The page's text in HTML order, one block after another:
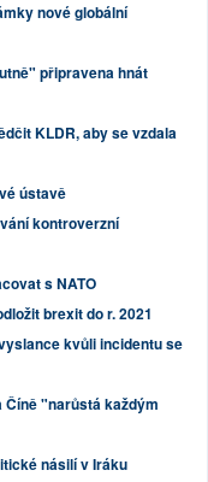
nové globální
připravena hnát
KLDR, aby se vzdala
ústavě
kontroverzní
s NATO
brexit do r. 2021
kvůli incidentu se
Číně "narůstá každým
násilí v Iráku